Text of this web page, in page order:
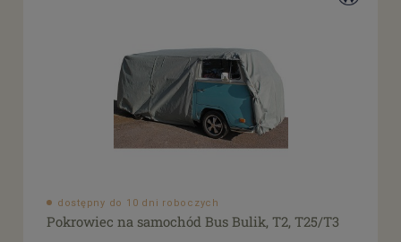
dostępny do 10 dni roboczych
Pokrowiec na samochód Bus Bulik, T2, T25/T3